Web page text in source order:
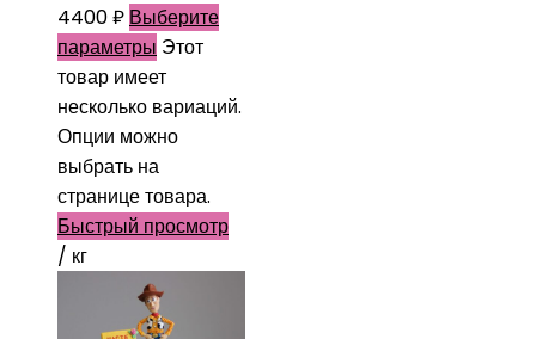
4400₽ Выберите
параметры Этот
товар имеет
несколько вариаций.
Опции можно
выбрать на
странице товара.
Быстрый просмотр
/ кг